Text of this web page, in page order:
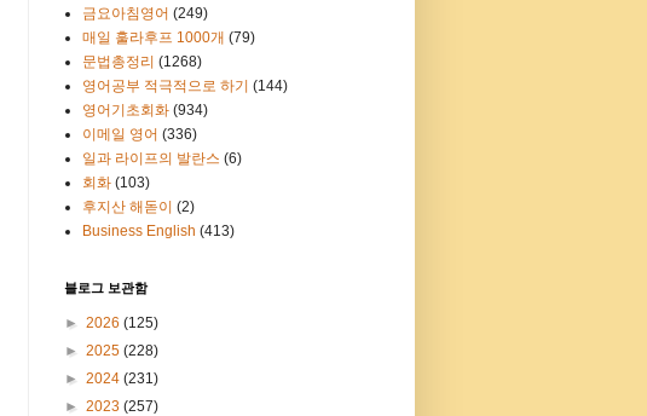
금요아침영어 (249)
매일 훌라후프 1000개 (79)
문법총정리 (1268)
영어공부 적극적으로 하기 (144)
영어기초회화 (934)
이메일 영어 (336)
일과 라이프의 발란스 (6)
회화 (103)
후지산 해돋이 (2)
Business English (413)
블로그 보관함
► 2026 (125)
► 2025 (228)
► 2024 (231)
► 2023 (257)